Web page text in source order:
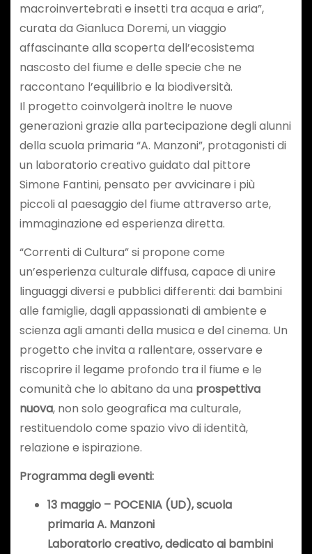
macroinvertebrati e insetti tra acqua e aria”,
curata da Gianluca Doremi, un viaggio
affascinante alla scoperta dell’ecosistema
nascosto del fiume e delle specie che ne
raccontano l’equilibrio e la biodiversità.
Il progetto coinvolgerà inoltre le nuove
generazioni grazie alla partecipazione degli alunni
della scuola primaria “A. Manzoni”, protagonisti di
un laboratorio creativo guidato dal pittore
Simone Fantini, pensato per avvicinare i più
piccoli al paesaggio del fiume attraverso arte,
immaginazione ed esperienza diretta.
“Correnti di Cultura” si propone come
un’esperienza culturale diffusa, capace di unire
linguaggi diversi e pubblici differenti: dai bambini
alle famiglie, dagli appassionati di ambiente e
scienza agli amanti della musica e del cinema. Un
progetto che invita a rallentare, osservare e
riscoprire il legame profondo tra il fiume e le
comunità che lo abitano da una prospettiva
nuova, non solo geografica ma culturale,
restituendolo come spazio vivo di identità,
relazione e ispirazione.
Programma degli eventi:
13maggio – POCENIA (UD), scuola
primariaA. Manzoni
Laboratorio creativo, dedicato ai bambini